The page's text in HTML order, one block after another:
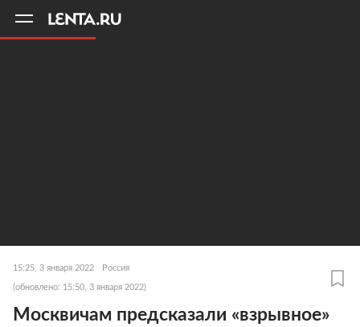
15:25, 3 января 2022 Россия
(обновлено: 15:50, 3 января 2022)
Москвичам предсказали «взрывное»